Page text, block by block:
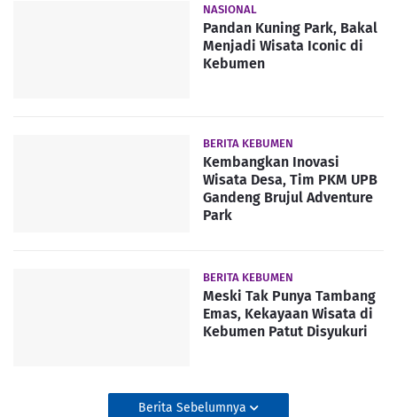
NASIONAL
Pandan Kuning Park, Bakal
Menjadi Wisata Iconic di
Kebumen
BERITA KEBUMEN
Kembangkan Inovasi
Wisata Desa, Tim PKM UPB
Gandeng Brujul Adventure
Park
BERITA KEBUMEN
Meski Tak Punya Tambang
Emas, Kekayaan Wisata di
Kebumen Patut Disyukuri
Berita Sebelumnya